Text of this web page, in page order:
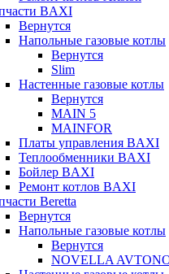
BAXI
Вернутся
Напольные газовые котлы
Вернутся
Slim
Настенные газовые котлы
Вернутся
MAIN 5
MAINFOR
Платы управления BAXI
Теплообменники BAXI
Бойлер BAXI
Ремонт котлов BAXI
Beretta
Вернутся
Напольные газовые котлы
Вернутся
NOVELLA